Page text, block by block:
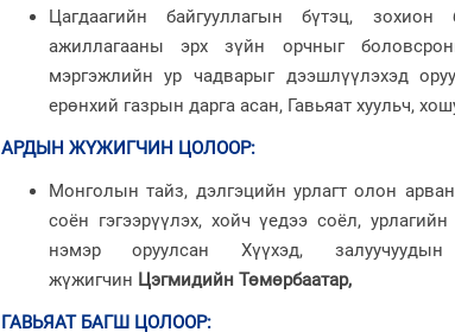
Цагдаагийн байгууллагын бүтэц,
ажиллагааны эрх зүйн орчныг
мэргэжлийн ур чадварыг дээшлүүлэхэд
ерөнхий газрын дарга асан, Гавьяат хуульч,
АРДЫН ЖҮЖИГЧИН ЦОЛООР:
Монголын тайз, дэлгэцийн урлагт олон
соён гэгээрүүлэх, хойч үедээ соёл,
нэмэр оруулсан Хүүхэд,
жүжигчин Цэгмидийн Төмөрбаатар,
ГАВЬЯАТ БАГШ ЦОЛООР: